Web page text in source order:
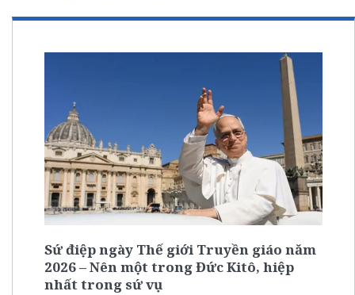
Sứ điệp ngày Thế giới Truyền giáo năm
2026 – Nên một trong Đức Kitô, hiệp
nhất trong sứ vụ